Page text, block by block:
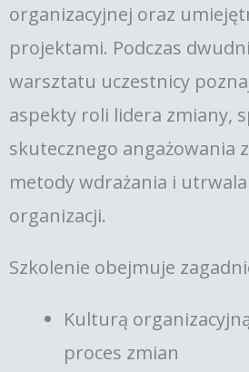
organizacyjnej oraz
projektami. Podczas
warsztatu uczestnicy
aspekty roli lidera zmiany,
skutecznego angażowania
metody wdrażania i
organizacji.
Szkolenie obejmuje
Kulturą
proces zmian